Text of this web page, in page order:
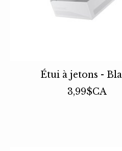
Étui à jetons -
3,99$CA